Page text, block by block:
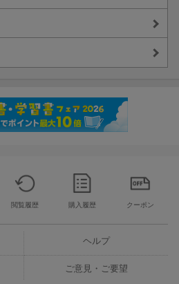
閲覧履歴 購入履歴 クーポン
ヘルプ
ご意見・ご要望